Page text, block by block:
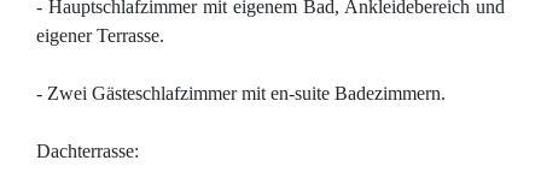
- Hauptschlafzimmer mit eigenem Bad, Ankleidebereich und
eigener Terrasse.
- Zwei Gästeschlafzimmer mit en-suite Badezimmern.
Dachterrasse: